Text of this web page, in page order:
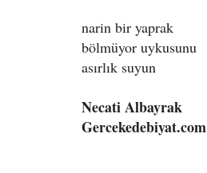
narin bir yaprak
bölmüyor uykusunu
asırlık suyun
Necati Albayrak
Gercekedebiyat.com